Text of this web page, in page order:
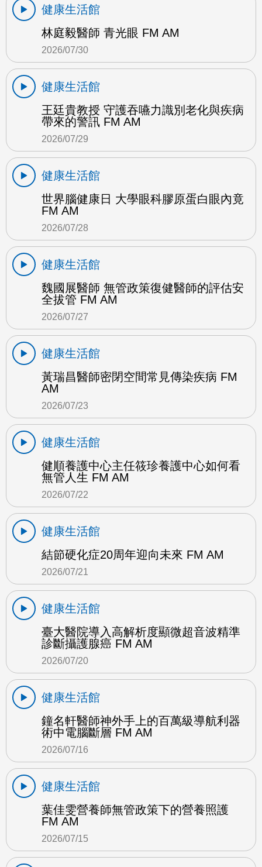
健康生活館
林庭毅醫師 青光眼 FM AM
2026/07/30
健康生活館
王廷貴教授 守護吞嚥力識別老化與疾病
帶來的警訊 FM AM
2026/07/29
健康生活館
世界腦健康日 大學眼科膠原蛋白眼內竟
FM AM
2026/07/28
健康生活館
魏國展醫師 無管政策復健醫師的評估安
全拔管 FM AM
2026/07/27
健康生活館
黃瑞昌醫師密閉空間常見傳染疾病 FM
AM
2026/07/23
健康生活館
健順養護中心主任筱珍養護中心如何看
無管人生 FM AM
2026/07/22
健康生活館
結節硬化症20周年迎向未來 FM AM
2026/07/21
健康生活館
臺大醫院導入高解析度顯微超音波精準
診斷攝護腺癌 FM AM
2026/07/20
健康生活館
鐘名軒醫師神外手上的百萬級導航利器
術中電腦斷層 FM AM
2026/07/16
健康生活館
葉佳雯營養師無管政策下的營養照護
FM AM
2026/07/15